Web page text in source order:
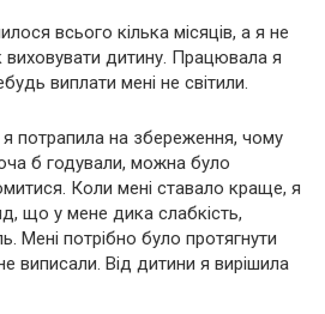
всього кілька місяців, а я не
виховувати дитину. Працювала я
виплати мені не світили.
я потрапила на збереження, чому
б годували, можна було
Коли мені ставало краще, я
що у мене дика слабкість,
Мені потрібно було протягнути
виписали. Від дитини я вирішила